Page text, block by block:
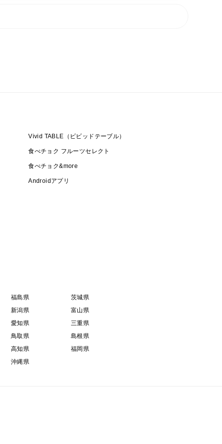
Vivid TABLE（ビビッドテーブル）
食べチョク フルーツセレクト
食べチョク&more
Androidアプリ
福島県
茨城県
新潟県
富山県
愛知県
三重県
鳥取県
島根県
高知県
福岡県
沖縄県